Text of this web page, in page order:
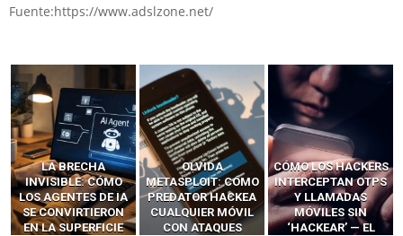
Fuente:https://www.adslzone.net/
LA BRECHA
INVISIBLE: CÓMO
LOS AGENTES DE IA
SE CONVIRTIERON
EN LA SUPERFICIE
OLVIDA
METASPLOIT: CÓMO
PREDATOR HACKEA
CUALQUIER MÓVIL
CON ATAQUES
CÓMO LOS HACKERS
INTERCEPTAN OTPS
Y LLAMADAS
MÓVILES SIN
‘HACKEAR’ — EL